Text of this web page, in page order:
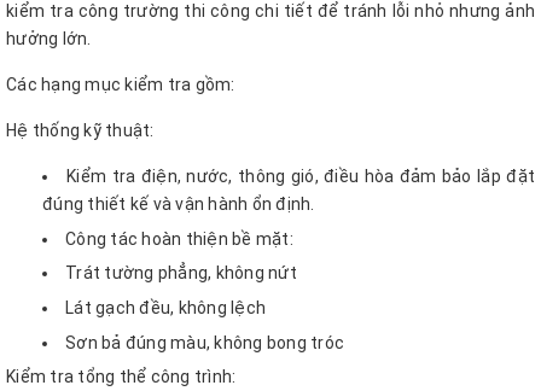
kiểm tra công trường thi công chi tiết để tránh lỗi nhỏ nhưng ảnh
hưởng lớn.
Các hạng mục kiểm tra gồm:
Hệ thống kỹ thuật:
Kiểm tra điện, nước, thông gió, điều hòa đảm bảo lắp đặt
đúng thiết kế và vận hành ổn định.
Công tác hoàn thiện bề mặt:
Trát tường phẳng, không nứt
Lát gạch đều, không lệch
Sơn bả đúng màu, không bong tróc
Kiểm tra tổng thể công trình: